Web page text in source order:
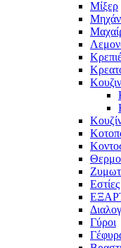
Μίξερ
Εστίες
Γύροι